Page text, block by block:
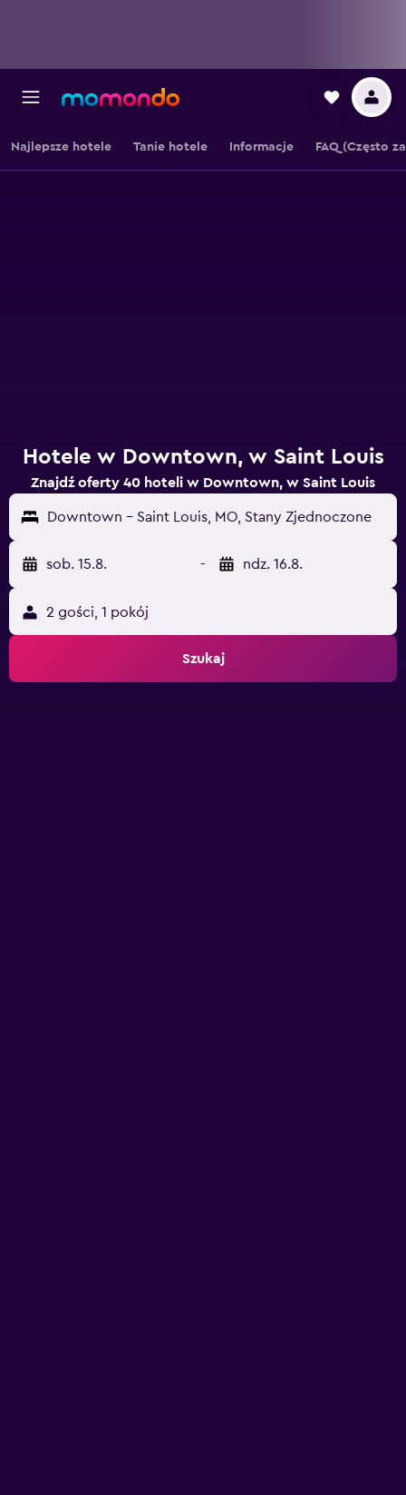
Najlepsze hotele Tanie hotele Informacje FAQ (Często
Hotele w Downtown, w Saint Louis
Znajdź oferty 40 hoteli w Downtown, w Saint Louis
Downtown - Saint Louis, MO, Stany Zjednoczone
sob. 15.8. - ndz. 16.8.
2 gości, 1 pokój
Szukaj